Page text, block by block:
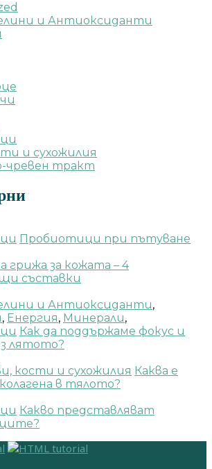
и Антиоксиданти
и сухожилия
тракт
Пробиотици при пътуване
грижа за кожата – 4
съставки
и Антиоксиданти,
, Енергия, Минерали,
Как да поддържаме фокус и
лятото?
кости и сухожилия Каква е
в тялото?
Какво представляват